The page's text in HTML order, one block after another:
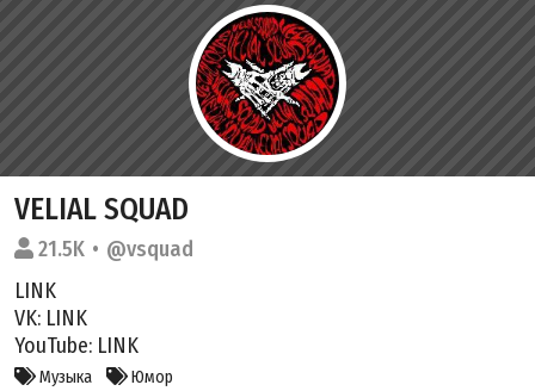
VELIAL SQUAD
21.5K
@vsquad
LINK
VK: LINK
YouTube: LINK
Музыка Юмор